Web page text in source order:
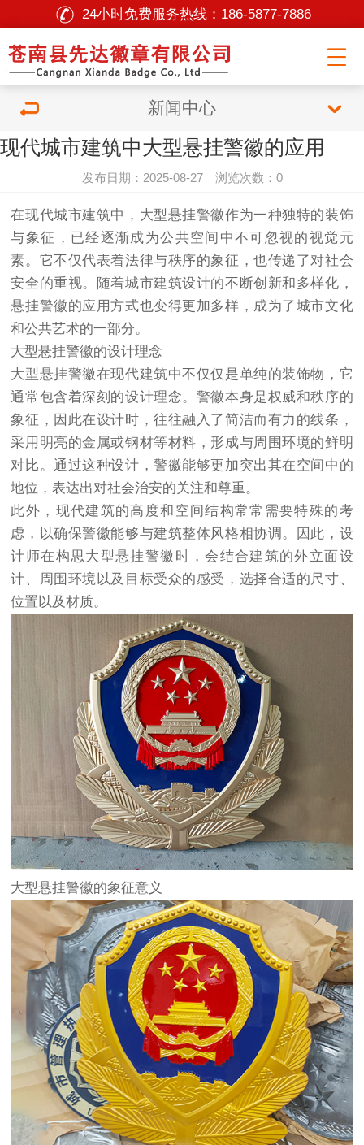
24小时免费服务热线： 186-5877-7886
新闻中心
现代城市建筑中大型悬挂警徽的应用
发布日期：2025-08-27 浏览次数：0
在现代城市建筑中，大型悬挂警徽作为一种独特的装饰
与象征，已经逐渐成为公共空间中不可忽视的视觉元
素。它不仅代表着法律与秩序的象征，也传递了对社会
安全的重视。随着城市建筑设计的不断创新和多样化，
悬挂警徽的应用方式也变得更加多样，成为了城市文化
和公共艺术的一部分。
大型悬挂警徽的设计理念
大型悬挂警徽在现代建筑中不仅仅是单纯的装饰物，它
通常包含着深刻的设计理念。警徽本身是权威和秩序的
象征，因此在设计时，往往融入了简洁而有力的线条，
采用明亮的金属或钢材等材料，形成与周围环境的鲜明
对比。通过这种设计，警徽能够更加突出其在空间中的
地位，表达出对社会治安的关注和尊重。
此外，现代建筑的高度和空间结构常常需要特殊的考
虑，以确保警徽能够与建筑整体风格相协调。因此，设
计师在构思大型悬挂警徽时，会结合建筑的外立面设
计、周围环境以及目标受众的感受，选择合适的尺寸、
位置以及材质。
大型悬挂警徽的象征意义